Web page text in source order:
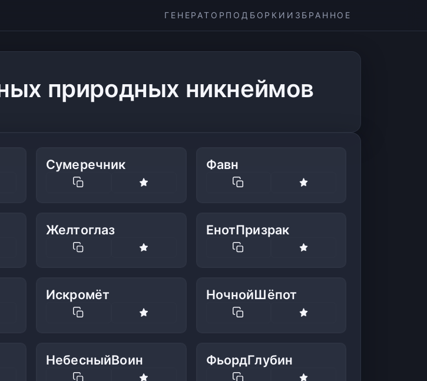
ГЕНЕРАТОР ПОДБОРКИ ИЗБРАННОЕ
природных никнеймов
Сумеречник Фавн
Желтоглаз ЕнотПризрак
Искромёт НочнойШёпот
НебесныйВоин ФьордГлубин